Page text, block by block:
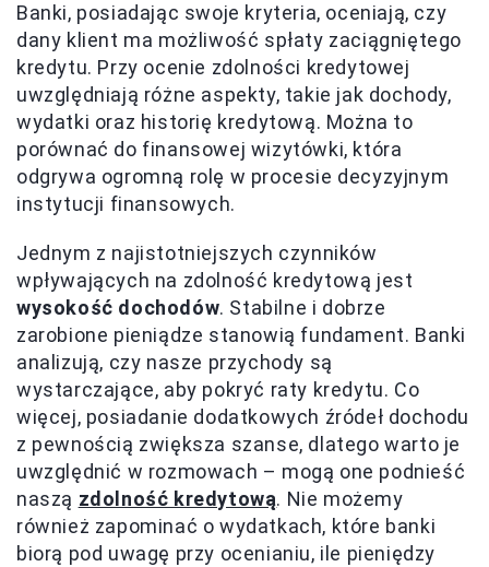
Banki, posiadając swoje kryteria, oceniają, czy
dany klient ma możliwość spłaty zaciągniętego
kredytu. Przy ocenie zdolności kredytowej
uwzględniają różne aspekty, takie jak dochody,
wydatki oraz historię kredytową. Można to
porównać do finansowej wizytówki, która
odgrywa ogromną rolę w procesie decyzyjnym
instytucji finansowych.
Jednym z najistotniejszych czynników
wpływających na zdolność kredytową jest
wysokość dochodów. Stabilne i dobrze
zarobione pieniądze stanowią fundament. Banki
analizują, czy nasze przychody są
wystarczające, aby pokryć raty kredytu. Co
więcej, posiadanie dodatkowych źródeł dochodu
z pewnością zwiększa szanse, dlatego warto je
uwzględnić w rozmowach – mogą one podnieść
naszą zdolność kredytową. Nie możemy
również zapominać o wydatkach, które banki
biorą pod uwagę przy ocenianiu, ile pieniędzy